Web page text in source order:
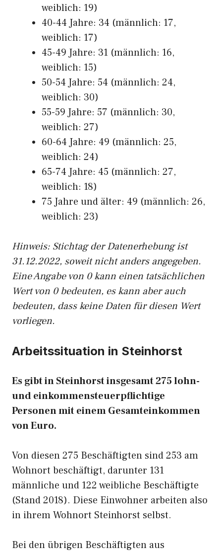
weiblich: 19)
40-44 Jahre: 34 (männlich: 17,
weiblich: 17)
45-49 Jahre: 31 (männlich: 16,
weiblich: 15)
50-54 Jahre: 54 (männlich: 24,
weiblich: 30)
55-59 Jahre: 57 (männlich: 30,
weiblich: 27)
60-64 Jahre: 49 (männlich: 25,
weiblich: 24)
65-74 Jahre: 45 (männlich: 27,
weiblich: 18)
75 Jahre und älter: 49 (männlich: 26,
weiblich: 23)
Hinweis: Stichtag der Datenerhebung ist
31.12.2022, soweit nicht anders angegeben.
Eine Angabe von 0 kann einen tatsächlichen
Wert von 0 bedeuten, es kann aber auch
bedeuten, dass keine Daten für diesen Wert
vorliegen.
Arbeitssituation in Steinhorst
Es gibt in Steinhorst insgesamt 275 lohn-
und einkommensteuerpflichtige
Personen mit einem Gesamteinkommen
von Euro.
Von diesen 275 Beschäftigten sind 253 am
Wohnort beschäftigt, darunter 131
männliche und 122 weibliche Beschäftigte
(Stand 2018). Diese Einwohner arbeiten also
in ihrem Wohnort Steinhorst selbst.
Bei den übrigen Beschäftigten aus